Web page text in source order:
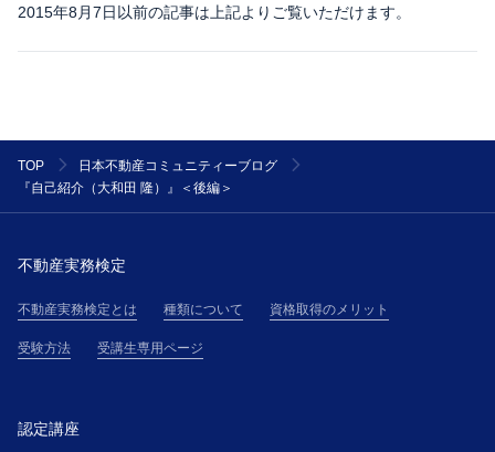
2015年8月7日以前の記事は上記よりご覧いただけます。
TOP
日本不動産コミュニティーブログ
『自己紹介（大和田 隆）』＜後編＞
不動産実務検定
不動産実務検定とは 種類について 資格取得のメリット
受験方法 受講生専用ページ
認定講座